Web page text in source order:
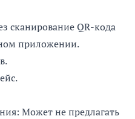
сканирование QR-кода
приложении.
Может не предлагать